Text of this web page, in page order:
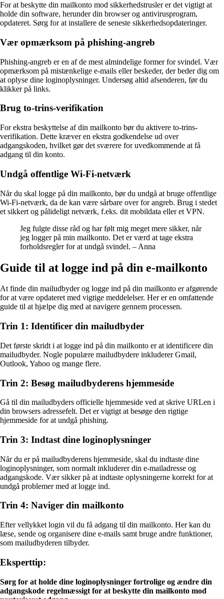
For at beskytte din mailkonto mod sikkerhedstrusler er det vigtigt at
holde din software, herunder din browser og antivirusprogram,
opdateret. Sørg for at installere de seneste sikkerhedsopdateringer.
Vær opmærksom på phishing-angreb
Phishing-angreb er en af de mest almindelige former for svindel. Vær
opmærksom på mistænkelige e-mails eller beskeder, der beder dig om
at oplyse dine loginoplysninger. Undersøg altid afsenderen, før du
klikker på links.
Brug to-trins-verifikation
For ekstra beskyttelse af din mailkonto bør du aktivere to-trins-
verifikation. Dette kræver en ekstra godkendelse ud over
adgangskoden, hvilket gør det sværere for uvedkommende at få
adgang til din konto.
Undgå offentlige Wi-Fi-netværk
Når du skal logge på din mailkonto, bør du undgå at bruge offentlige
Wi-Fi-netværk, da de kan være sårbare over for angreb. Brug i stedet
et sikkert og pålideligt netværk, f.eks. dit mobildata eller et VPN.
Jeg fulgte disse råd og har følt mig meget mere sikker, når
jeg logger på min mailkonto. Det er værd at tage ekstra
forholdsregler for at undgå svindel. – Anna
Guide til at logge ind på din e-mailkonto
At finde din mailudbyder og logge ind på din mailkonto er afgørende
for at være opdateret med vigtige meddelelser. Her er en omfattende
guide til at hjælpe dig med at navigere gennem processen.
Trin 1: Identificer din mailudbyder
Det første skridt i at logge ind på din mailkonto er at identificere din
mailudbyder. Nogle populære mailudbydere inkluderer Gmail,
Outlook, Yahoo og mange flere.
Trin 2: Besøg mailudbyderens hjemmeside
Gå til din mailudbyders officielle hjemmeside ved at skrive URLen i
din browsers adressefelt. Det er vigtigt at besøge den rigtige
hjemmeside for at undgå phishing.
Trin 3: Indtast dine loginoplysninger
Når du er på mailudbyderens hjemmeside, skal du indtaste dine
loginoplysninger, som normalt inkluderer din e-mailadresse og
adgangskode. Vær sikker på at indtaste oplysningerne korrekt for at
undgå problemer med at logge ind.
Trin 4: Naviger din mailkonto
Efter vellykket login vil du få adgang til din mailkonto. Her kan du
læse, sende og organisere dine e-mails samt bruge andre funktioner,
som mailudbyderen tilbyder.
Eksperttip:
Sørg for at holde dine loginoplysninger fortrolige og ændre din
adgangskode regelmæssigt for at beskytte din mailkonto mod